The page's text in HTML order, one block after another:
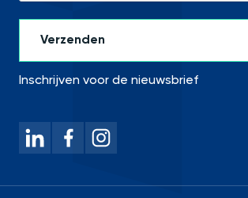
Inschrijven voor de nieuwsbrief